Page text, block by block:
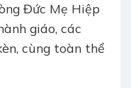
Đức Mẹ Hiệp
giáo, các
cùng toàn thể